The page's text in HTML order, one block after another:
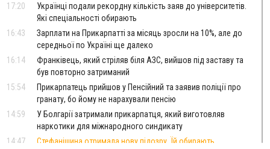
17:20
Українці подали рекордну кількість заяв до університетів.
Які спеціальності обирають
16:43
Зарплати на Прикарпатті за місяць зросли на 10%, але до
середньої по Україні ще далеко
16:14
Франківець, який стріляв біля АЗС, вийшов під заставу та
був повторно затриманий
15:54
Прикарпатець прийшов у Пенсійний та заявив поліції про
гранату, бо йому не нарахували пенсію
14:59
У Болгарії затримали прикарпатця, який виготовляв
наркотики для міжнародного синдикату
14:47
Стефанішина отримала нову підозру. Їй обирають